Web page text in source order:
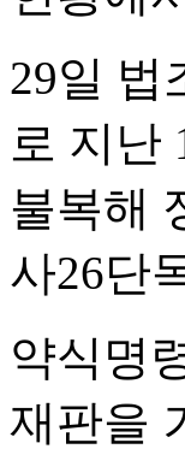
29일 법
로 지난
불복해
사26단
약식명
재판을